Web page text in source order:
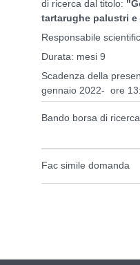
di ricerca dal titolo:
tartarughe palustri e
Responsabile
Durata: mesi 9
Scadenza della
gennaio 2022- ore
Bando borsa di
Fac simile domanda